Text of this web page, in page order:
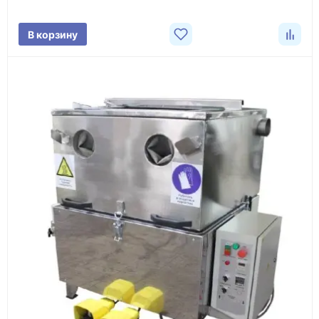
Подбираем оборудование, рассчитываем
стоимость товара и ориентировочную стоимость
доставки.
4
Счёт и оплата
Согласовываем условия, готовим счёт, договор
или спецификацию и принимаем оплату по
реквизитам.
В корзину